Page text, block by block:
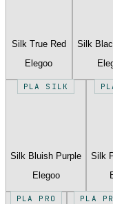
Silk True Red
Elegoo
Silk
PLA SILK
Silk Bluish Purple
Elegoo
Silk
PLA PRO PLA